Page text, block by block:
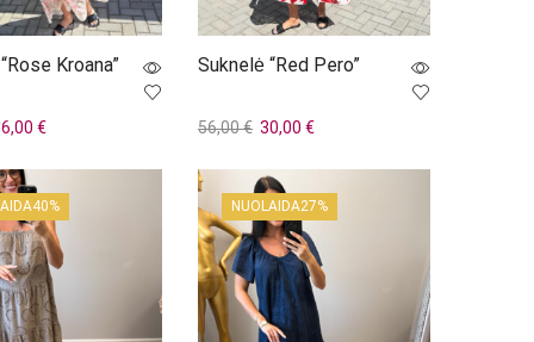
Kroana”
€.
€Current
36,00 €.
Suknelė “Red Pero”
56,00€ Original
was:
56,00 €.
30,00 €Current
30,00 €.
Į krepšelį
40% NUOLAIDA27%